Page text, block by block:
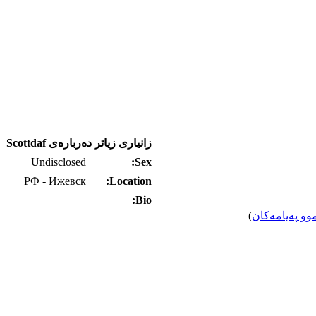
په‌یامه‌کان)
زانیاری زیاتر ده‌رباره‌ی Scottdaf
Sex:
Undisclosed
Location:
РФ - Ижевск
Bio: